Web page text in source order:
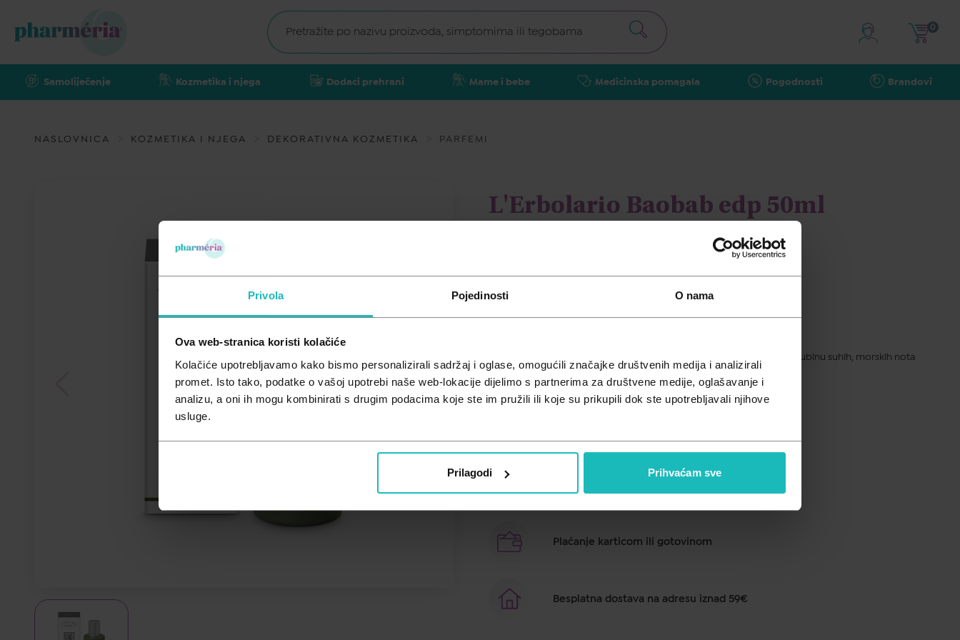
Privola Pojedinosti O nama
Ova web-stranica koristi kolačiće
Kolačiće upotrebljavamo kako bismo personalizirali sadržaj i oglase, omogućili značajke društvenih medija i analizirali
promet. Isto tako, podatke o vašoj upotrebi naše web-lokacije dijelimo s partnerima za društvene medije, oglašavanje i
analizu, a oni ih mogu kombinirati s drugim podacima koje ste im pružili ili koje su prikupili dok ste upotrebljavali njihove
usluge.
Prilagodi Prihvaćam sve
Samoliječenje Kozmetika i njega Dodaci prehrani Mame i bebe Medicinska pomagala Pogodnosti Brandovi
0
NASLOVNICA KOZMETIKA I NJEGA DEKORATIVNA KOZMETIKA PARFEMI
L'Erbolario Baobab edp 50ml
35,53
Osvježavajući parfem bogat je citrusnim, visokim notama, prelazi u dubinu suhih, morskih nota
i završava s aromatičnom, drvenastom baznom notom.
Plaćanje karticom ili gotovinom
Besplatna dostava na adresu iznad 59€